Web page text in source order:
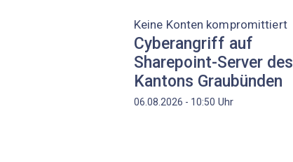
Keine Konten kompromittiert
Cyberangriff auf
Sharepoint-Server des
Kantons Graubünden
06.08.2026 - 10:50 Uhr